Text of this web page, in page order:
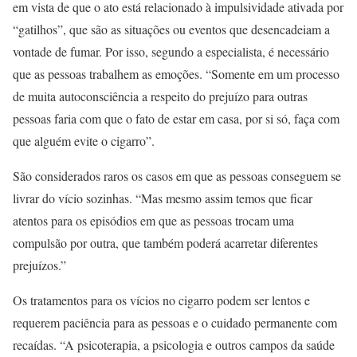
em vista de que o ato está relacionado à impulsividade ativada por
“gatilhos”, que são as situações ou eventos que desencadeiam a
vontade de fumar. Por isso, segundo a especialista, é necessário
que as pessoas trabalhem as emoções. “Somente em um processo
de muita autoconsciência a respeito do prejuízo para outras
pessoas faria com que o fato de estar em casa, por si só, faça com
que alguém evite o cigarro”.
São considerados raros os casos em que as pessoas conseguem se
livrar do vício sozinhas. “Mas mesmo assim temos que ficar
atentos para os episódios em que as pessoas trocam uma
compulsão por outra, que também poderá acarretar diferentes
prejuízos.”
Os tratamentos para os vícios no cigarro podem ser lentos e
requerem paciência para as pessoas e o cuidado permanente com
recaídas. “A psicoterapia, a psicologia e outros campos da saúde